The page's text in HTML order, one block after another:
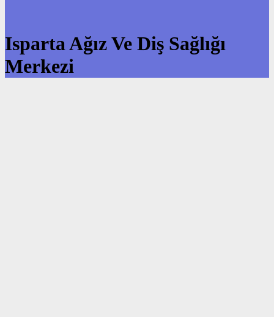
Isparta Ağız Ve Diş Sağlığı
Merkezi